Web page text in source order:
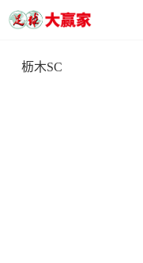
枥木SC